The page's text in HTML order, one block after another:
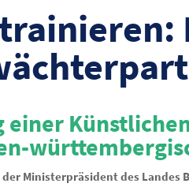
einer
Ministerpräsident des Landes